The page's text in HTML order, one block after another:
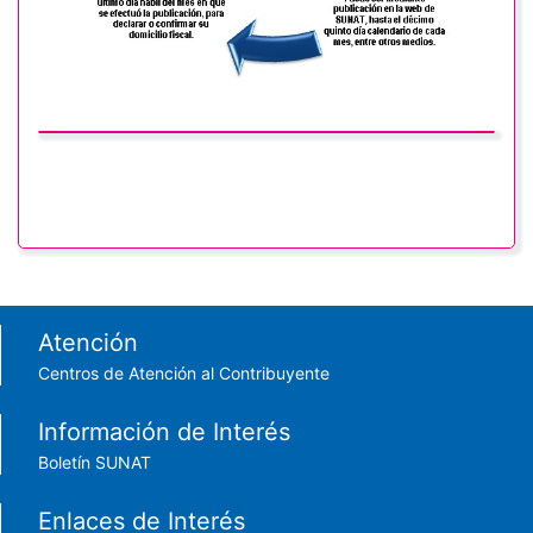
Footer menu
Atención
Centros de Atención al Contribuyente
Información de Interés
Boletín SUNAT
Enlaces de Interés